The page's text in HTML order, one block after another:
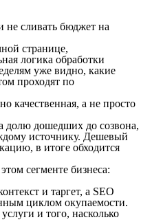
не сливать бюджет на
странице,
логика обработки
уже видно, какие
проходят по
качественная, а не просто
долю дошедших до созвона,
источнику. Дешевый
в итоге обходится
сегменте бизнеса:
и таргет, а SEO
циклом окупаемости.
и того, насколько